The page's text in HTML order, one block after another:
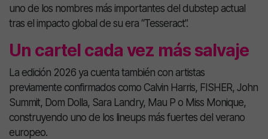
uno de los nombres más importantes del dubstep actual
tras el impacto global de su era “Tesseract”.
Un cartel cada vez más salvaje
La edición 2026 ya cuenta también con artistas
previamente confirmados como Calvin Harris, FISHER, John
Summit, Dom Dolla, Sara Landry, Mau P o Miss Monique,
construyendo uno de los lineups más fuertes del verano
europeo.